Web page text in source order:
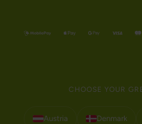
CHOOSE YOUR
Austria Denmark